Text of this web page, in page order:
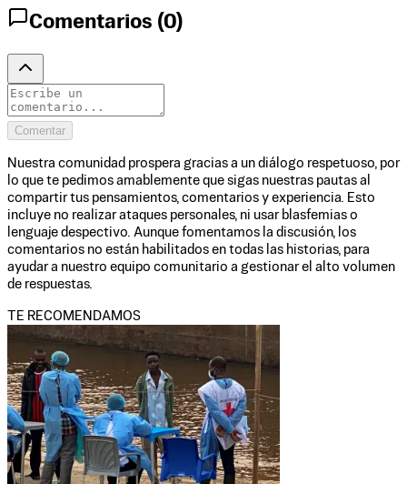
Comentarios (0)
Comentar
Nuestra comunidad prospera gracias a un diálogo respetuoso, por
lo que te pedimos amablemente que sigas nuestras pautas al
compartir tus pensamientos, comentarios y experiencia. Esto
incluye no realizar ataques personales, ni usar blasfemias o
lenguaje despectivo. Aunque fomentamos la discusión, los
comentarios no están habilitados en todas las historias, para
ayudar a nuestro equipo comunitario a gestionar el alto volumen
de respuestas.
TE RECOMENDAMOS